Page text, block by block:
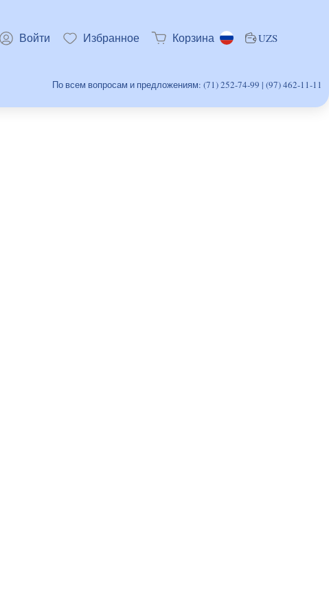
Войти Избранное Корзина UZS
По всем вопросам и предложениям: (71) 252-74-99 | (97) 462-11-11